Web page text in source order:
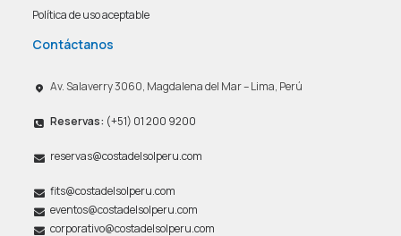
Política de uso aceptable
Contáctanos
Av. Salaverry 3060, Magdalena del Mar – Lima, Perú
Reservas: (+51) 01 200 9200
reservas@costadelsolperu.com
fits@costadelsolperu.com
eventos@costadelsolperu.com
corporativo@costadelsolperu.com